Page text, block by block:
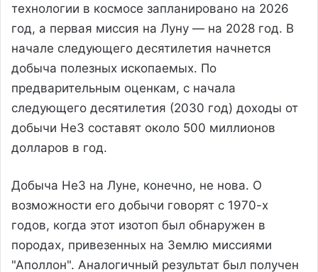
технологии в космосе запланировано на 2026
год, а первая миссия на Луну — на 2028 год. В
начале следующего десятилетия начнется
добыча полезных ископаемых. По
предварительным оценкам, с начала
следующего десятилетия (2030 год) доходы от
добычи He3 составят около 500 миллионов
долларов в год.
Добыча He3 на Луне, конечно, не нова. О
возможности его добычи говорят с 1970-х
годов, когда этот изотоп был обнаружен в
породах, привезенных на Землю миссиями
"Аполлон". Аналогичный результат был получен